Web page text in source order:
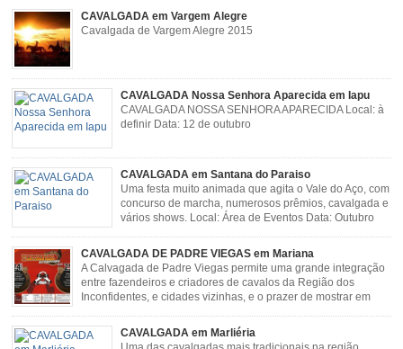
CAVALGADA em Vargem Alegre
Cavalgada de Vargem Alegre 2015
CAVALGADA Nossa Senhora Aparecida em Iapu
CAVALGADA NOSSA SENHORA APARECIDA Local: à
definir Data: 12 de outubro
CAVALGADA em Santana do Paraiso
Uma festa muito animada que agita o Vale do Aço, com
concurso de marcha, numerosos prêmios, cavalgada e
vários shows. Local: Área de Eventos Data: Outubro
CAVALGADA DE PADRE VIEGAS em Mariana
A Calvagada de Padre Viegas permite uma grande integração
entre fazendeiros e criadores de cavalos da Região dos
Inconfidentes, e cidades vizinhas, e o prazer de mostrar em
resgata cultura e saúde além de contar com apresentações musicais. Local:
Distrito de Padre Viegas, Antigo Campo de […]
CAVALGADA em Marliéria